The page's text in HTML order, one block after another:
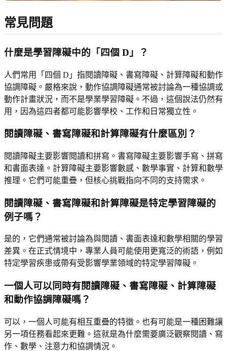
常見問題
什麼是學習障礙中的「四個 D」？
人們常用「四個 D」指閱讀障礙、書寫障礙、計算障礙和動作
協調障礙。嚴格來說，動作協調障礙通常被討論為一種協調或
動作計畫狀況，而不是學業學習障礙。不過，這個說法仍然有
用，因為這四者都可能影響學校、工作和日常獨立性。
閱讀障礙、書寫障礙和計算障礙有什麼區別？
閱讀障礙主要影響閱讀和拼寫。書寫障礙主要影響手寫、拼寫
和書面表達。計算障礙主要影響數感、數學事實、計算和數學
推理。它們可能重疊，但核心挑戰指向不同的支持需求。
閱讀障礙、書寫障礙和計算障礙是特定學習障礙的
例子嗎？
是的，它們通常被討論為與閱讀、書面表達和數學相關的學習
差異。在正式情境中，專業人員可能使用更寬泛的術語，例如
特定學習疾患或帶有受影響學業領域的特定學習障礙。
一個人可以同時有閱讀障礙、書寫障礙、計算障礙
和動作協調障礙嗎？
可以，一個人可能有相互重疊的特徵。也有可能是一種困難讓
另一項任務看起來更難。這就是為什麼需要廣泛觀察閱讀、寫
作、數學、注意力和協調情況。